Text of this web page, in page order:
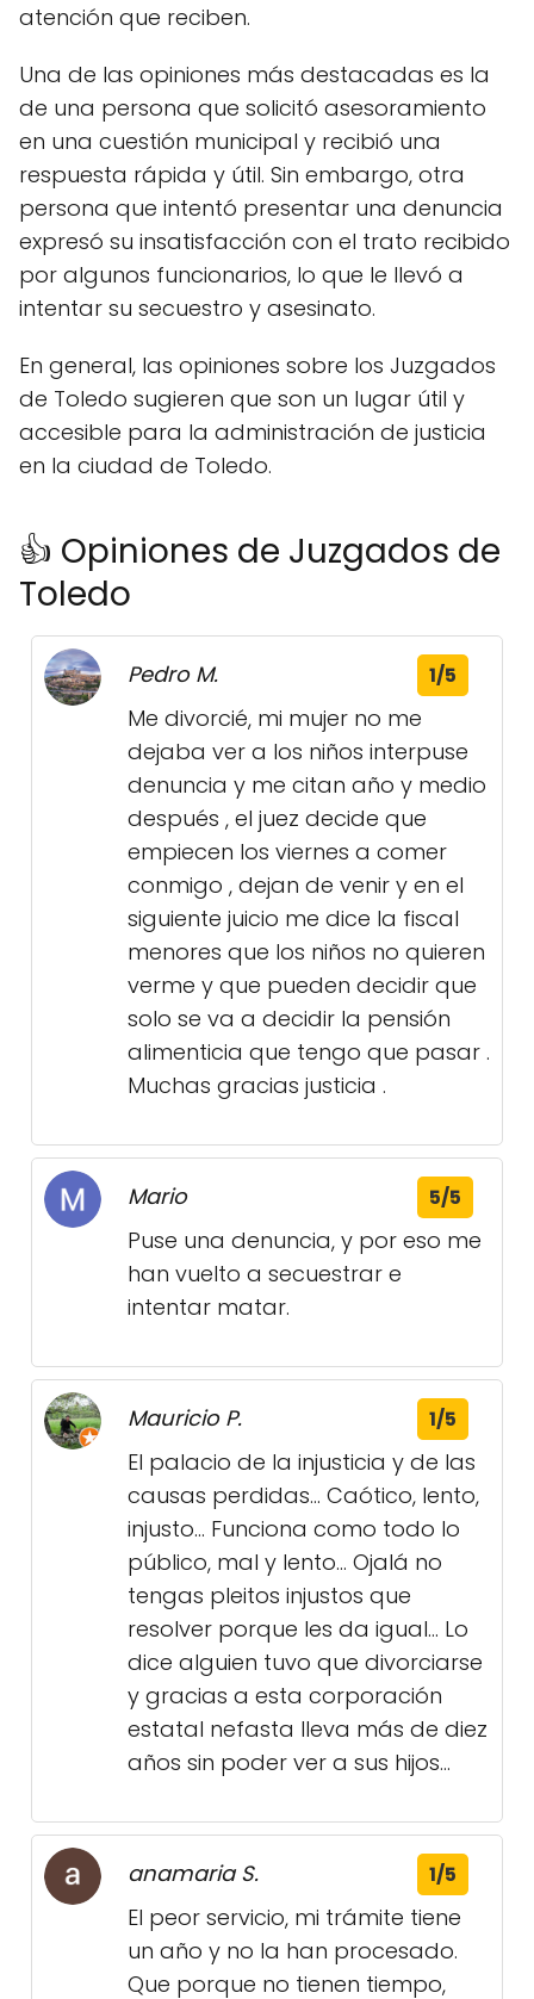
atención que reciben.
Una de las opiniones más destacadas es la
de una persona que solicitó asesoramiento
en una cuestión municipal y recibió una
respuesta rápida y útil. Sin embargo, otra
persona que intentó presentar una denuncia
expresó su insatisfacción con el trato recibido
por algunos funcionarios, lo que le llevó a
intentar su secuestro y asesinato.
En general, las opiniones sobre los Juzgados
de Toledo sugieren que son un lugar útil y
accesible para la administración de justicia
en la ciudad de Toledo.
👍 Opiniones de Juzgados de
Toledo
Pedro M. 1/5
Me divorcié, mi mujer no me
dejaba ver a los niños interpuse
denuncia y me citan año y medio
después , el juez decide que
empiecen los viernes a comer
conmigo , dejan de venir y en el
siguiente juicio me dice la fiscal
menores que los niños no quieren
verme y que pueden decidir que
solo se va a decidir la pensión
alimenticia que tengo que pasar .
Muchas gracias justicia .
Mario 5/5
Puse una denuncia, y por eso me
han vuelto a secuestrar e
intentar matar.
Mauricio P. 1/5
El palacio de la injusticia y de las
causas perdidas... Caótico, lento,
injusto... Funciona como todo lo
público, mal y lento... Ojalá no
tengas pleitos injustos que
resolver porque les da igual... Lo
dice alguien tuvo que divorciarse
y gracias a esta corporación
estatal nefasta lleva más de diez
años sin poder ver a sus hijos...
anamaria S. 1/5
El peor servicio, mi trámite tiene
un año y no la han procesado.
Que porque no tienen tiempo,